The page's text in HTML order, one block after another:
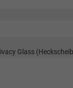
Glass